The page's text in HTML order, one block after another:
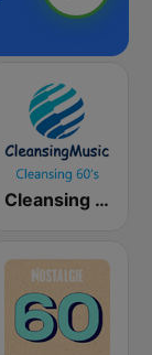
Cleansing 60's